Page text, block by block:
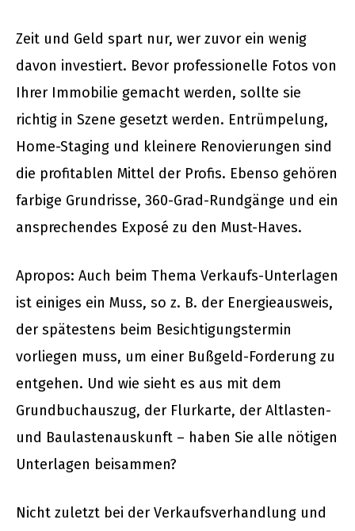
Zeit und Geld spart nur, wer zuvor ein wenig
davon investiert. Bevor professionelle Fotos von
Ihrer Immobilie gemacht werden, sollte sie
richtig in Szene gesetzt werden. Entrümpelung,
Home-Staging und kleinere Renovierungen sind
die profitablen Mittel der Profis. Ebenso gehören
farbige Grundrisse, 360-Grad-Rundgänge und ein
ansprechendes Exposé zu den Must-Haves.
Apropos: Auch beim Thema Verkaufs-Unterlagen
ist einiges ein Muss, so z. B. der Energieausweis,
der spätestens beim Besichtigungstermin
vorliegen muss, um einer Bußgeld-Forderung zu
entgehen. Und wie sieht es aus mit dem
Grundbuchauszug, der Flurkarte, der Altlasten-
und Baulastenauskunft – haben Sie alle nötigen
Unterlagen beisammen?
Nicht zuletzt bei der Verkaufsverhandlung und